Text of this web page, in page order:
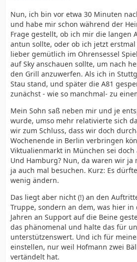
Nun, ich bin vor etwa 30 Minuten
und habe mir schon während der
Frage gestellt, ob ich mir die langen
antun sollte, oder ob ich jetzt
lieber gemütlich im Ohrensessel
auf Sky anschauen sollte, um nach
den Grill anzuwerfen. Als ich in
Stau stand, und später die A81
zunächst - wie so manchmal- zu
Mein Sohn saß neben mir und je
wurde, umso mehr relativierte sich
wir zum Schluss, dass wir doch
Wochenende in Berlin verbringen
Viktualienmarkt in München sei
Und Hamburg? Nun, da waren wir ja
ja auch mal besuchen. Kurz: Es
wenig ändern.
Das liegt aber nicht (!) an den
Truppe, sondern an dem, was hier
Jahren an Support auf die Beine
das phänomenal und halte das für
unterstützenswert. Und ich für
einstellen, nur weil Hofmann zwei
vertändelt hat.